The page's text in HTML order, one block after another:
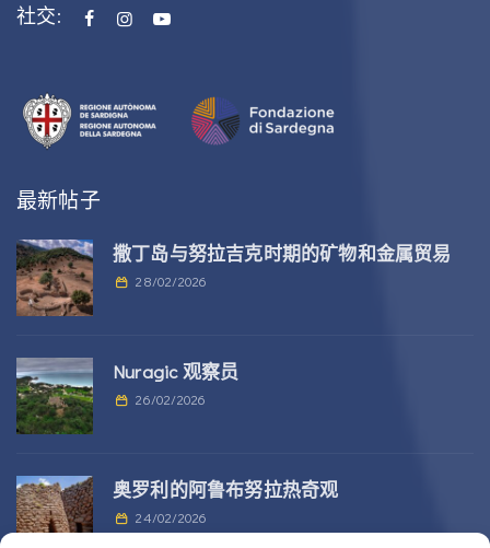
社交:
最新帖子
撒丁岛与努拉吉克时期的矿物和金属贸易
28/02/2026
Nuragic 观察员
26/02/2026
奥罗利的阿鲁布努拉热奇观
24/02/2026